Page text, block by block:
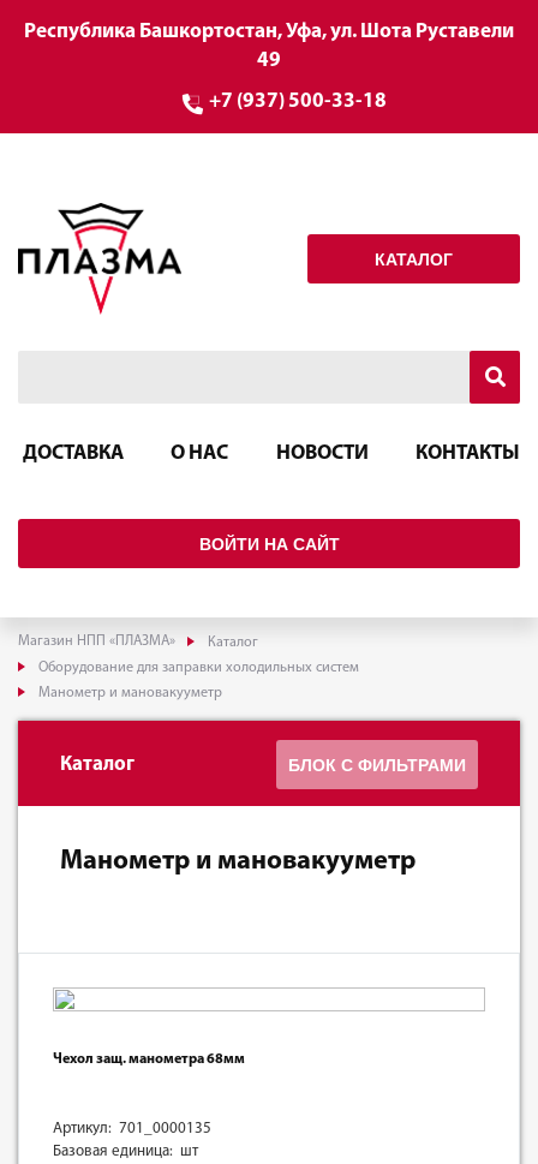
Республика Башкортостан, Уфа, ул. Шота Руставели
49
+7 (937) 500-33-18
КАТАЛОГ
ДОСТАВКА О НАС НОВОСТИ КОНТАКТЫ
ВОЙТИ НА САЙТ
Магазин НПП «ПЛАЗМА»
Каталог
Оборудование для заправки холодильных систем
Манометр и мановакууметр
Каталог БЛОК С ФИЛЬТРАМИ
Манометр и мановакууметр
Чехол защ. манометра 68мм
Артикул: 701_0000135
Базовая единица: шт